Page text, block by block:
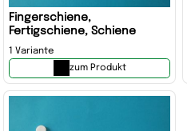
Fingerschiene,
Fertigschiene, Schiene
1 Variante
zum Produkt